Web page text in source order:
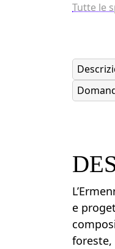
Tutte le
e
foreste,